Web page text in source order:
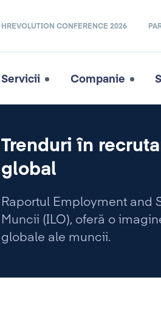
HREVOLUTION CONFERENCE 2026
Servicii Companie
Trenduri în
global
Raportul Employment and
Muncii (ILO), oferă o
globale ale muncii.